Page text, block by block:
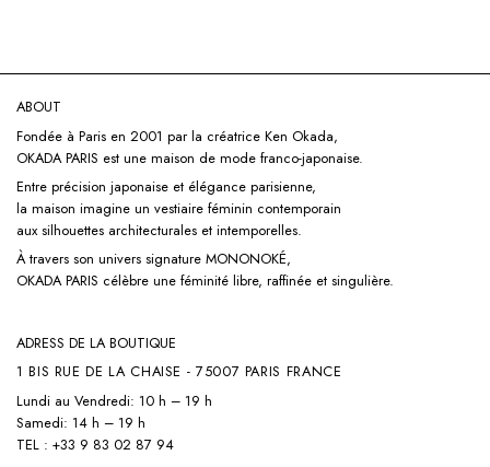
ABOUT
Fondée à Paris en 2001 par la créatrice Ken Okada,
OKADA PARIS est une maison de mode franco-japonaise.
Entre précision japonaise et élégance parisienne,
la maison imagine un vestiaire féminin contemporain
aux silhouettes architecturales et intemporelles.
À travers son univers signature MONONOKÉ,
OKADA PARIS célèbre une féminité libre, raffinée et singulière.
ADRESS DE LA BOUTIQUE
1 BIS RUE DE LA CHAISE - 75007 PARIS FRANCE
Lundi au Vendredi: 10 h – 19 h
Samedi: 14 h – 19 h
TEL : +33 9 83 02 87 94